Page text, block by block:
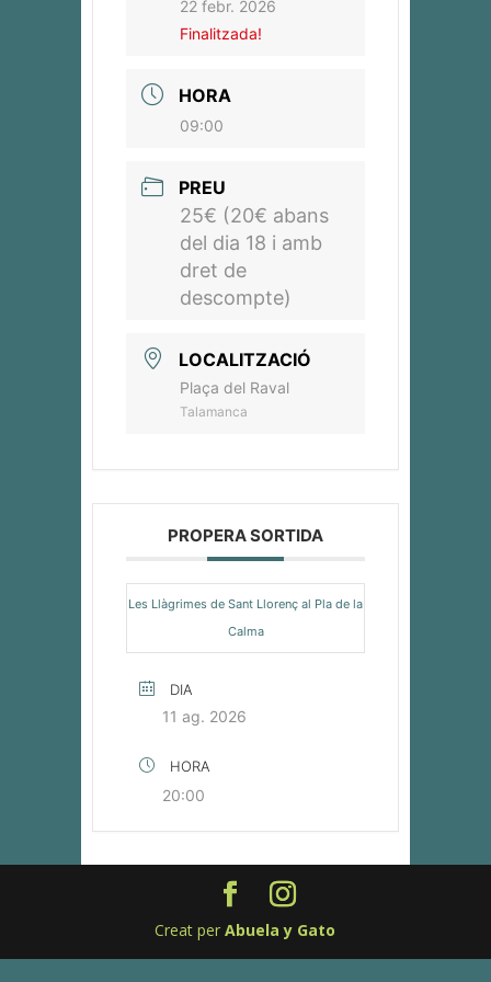
22 febr. 2026
Finalitzada!
HORA
09:00
PREU
25€ (20€ abans
del dia 18 i amb
dret de
descompte)
LOCALITZACIÓ
Plaça del Raval
Talamanca
PROPERA SORTIDA
Les Llàgrimes de Sant Llorenç al Pla de la
Calma
DIA
11 ag. 2026
HORA
20:00
Creat perAbuela y Gato